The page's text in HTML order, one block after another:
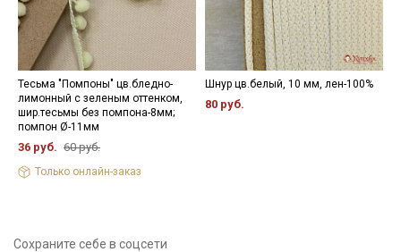
Тесьма "Помпоны" цв.бледно-
лимонный с зеленым оттенком,
шир.тесьмы без помпона-8мм;
помпон Ø-11мм
36 руб. 60 руб.
Только онлайн-заказ
Шнур цв.белый, 10 мм, лен-100%
80 руб.
Сохраните себе в соцсети